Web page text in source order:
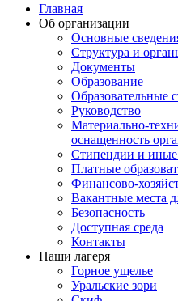
Главная
Об организации
Основные
Структура и
Документы
Образование
Образовательные
Руководство
Материально-
оснащенность
Стипендии и
Платные
Финансово-
Вакантные места
Безопасность
Доступная среда
Контакты
Наши лагеря
Горное ущелье
Уральские зори